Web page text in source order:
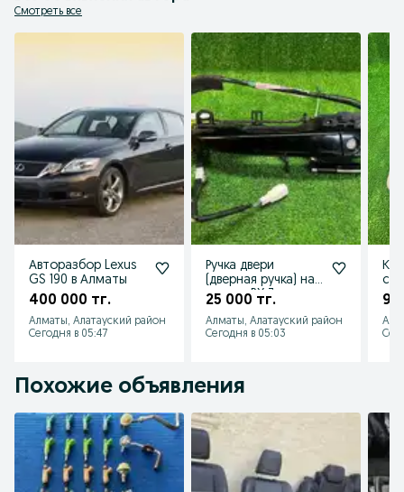
Смотреть все
Авторазбор Lexus
GS 190 в Алматы
400 000 тг.
Алматы, Алатауский район
Сегодня в 05:47
Ручка двери
(дверная ручка) на
лексус RX 3
по 2015
25 000 тг.
Алматы, Алатауский район
Сегодня в 05:03
на
9
Похожие объявления